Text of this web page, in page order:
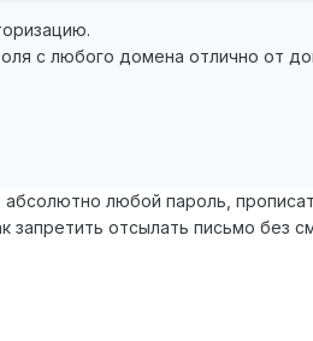
с любого домена отлично от
любой пароль,
отсылать письмо без